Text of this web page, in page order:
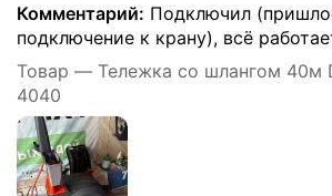
Комментарий: Подключил
подключение к крану), всё
Товар — Тележка со шлангом 40м
4040